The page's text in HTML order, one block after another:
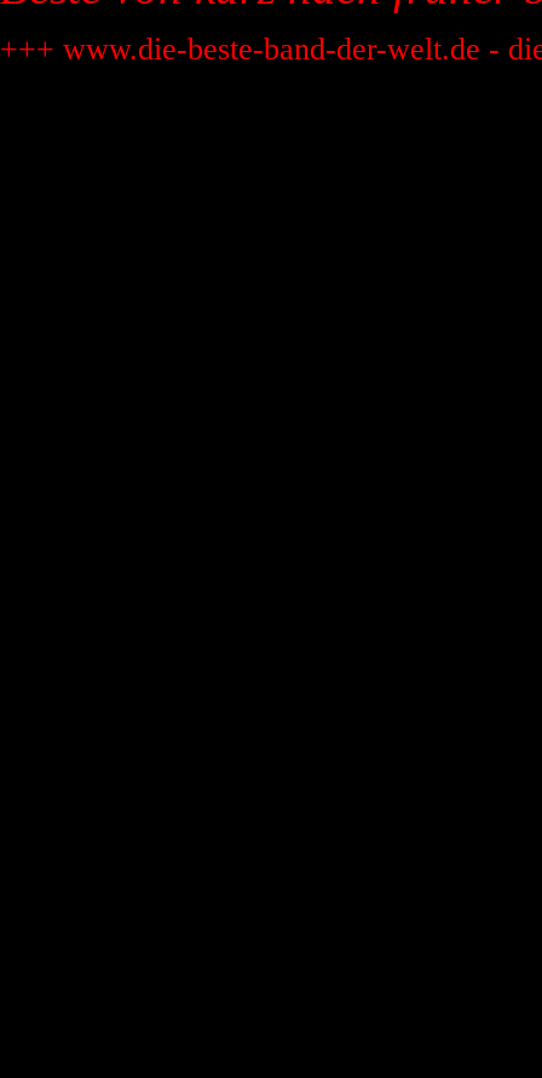
+++ www.die-beste-band-der-welt.de -